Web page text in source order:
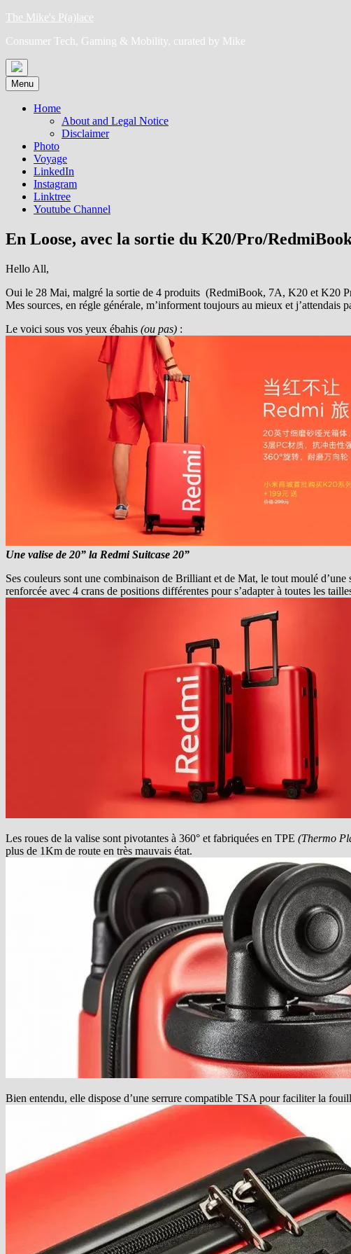
Skip
content
The Mike's P(a)lace
Consumer Tech, Gaming & Mobility, curated by Mike
Menu
Home
About and Legal Notice
Disclaimer
Photo
Voyage
LinkedIn
Instagram
Linktree
Youtube Channel
En Loose, avec la sortie du K20/Pro/
Hello All,
Oui le 28 Mai, malgré la sortie de 4 produits (RedmiBook, 7A, K20 et K20
Mes sources, en régle générale, m’informent toujours au mieux et j’attendais
Le voici sous vos yeux ébahis (ou pas) :
Une valise de 20” la Redmi Suitcase 20”
Ses couleurs sont une combinaison de Brilliant et de Mat, le tout moulé
renforcée avec 4 crans de positions différentes pour s’adapter à toutes les
Les roues de la valise sont pivotantes à 360° et fabriquées en TPE (Thermo
plus de 1Km de route en très mauvais état.
Bien entendu, elle dispose d’une serrure compatible TSA pour faciliter la